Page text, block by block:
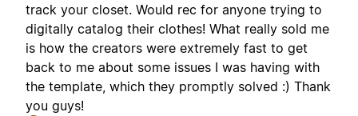
track your closet. Would rec for anyone trying to
digitally catalog their clothes! What really sold me
is how the creators were extremely fast to get
back to me about some issues I was having with
the template, which they promptly solved :) Thank
you guys!